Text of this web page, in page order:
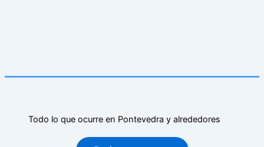
Todo lo que ocurre en Pontevedra y alrededores